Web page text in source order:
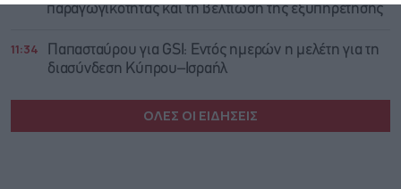
παραγωγικότητας και τη βελτίωση της εξυπηρέτησης
11:34
Παπασταύρου για GSI: Εντός ημερών η μελέτη για τη
διασύνδεση Κύπρου–Ισραήλ
ΟΛΕΣ ΟΙ ΕΙΔΗΣΕΙΣ